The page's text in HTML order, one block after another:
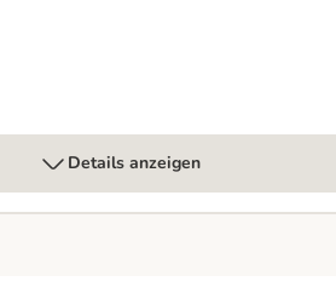
Details anzeigen